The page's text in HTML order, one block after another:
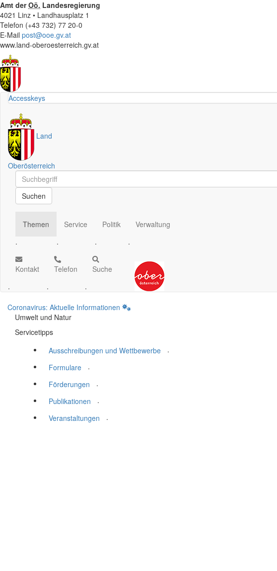
Amt derOö. Landesregierung
4021 Linz • Landhausplatz 1
Telefon (+43 732) 77 20-0
E-Mail post@ooe.gv.at
www.land-oberoesterreich.gv.at
Accesskeys
Land
Oberösterreich
Schnellsuche
Schnellsuche
Suchen
Themen
.
Service
.
Politik
.
Verwaltung
.
Kontakt
.
Telefon
.
Suche
.
Coronavirus: Aktuelle Informationen
Umwelt und Natur
Servicetipps
Ausschreibungen und Wettbewerbe
.
Formulare
.
Förderungen
.
Publikationen
.
Veranstaltungen
.